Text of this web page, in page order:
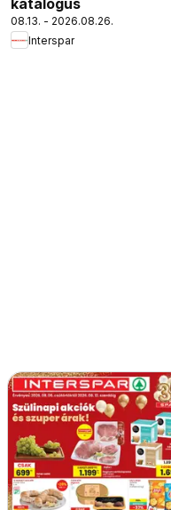
katalógus
08.13. - 2026.08.26.
Interspar